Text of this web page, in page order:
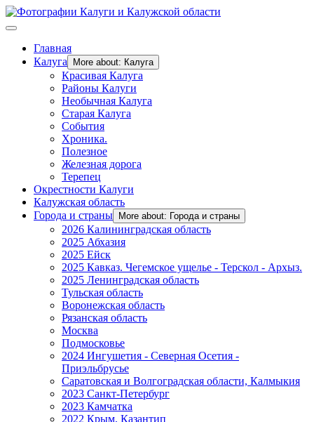
Главная
Калуга
More about: Калуга
Красивая Калуга
Районы Калуги
Необычная Калуга
Старая Калуга
События
Хроника.
Полезное
Железная дорога
Терепец
Окрестности Калуги
Калужская область
Города и страны
More about: Города и страны
2026 Калининградская область
2025 Абхазия
2025 Ейск
2025 Кавказ. Чегемское ущелье - Терскол - Архыз.
2025 Ленинградская область
Тульская область
Воронежская область
Рязанская область
Москва
Подмосковье
2024 Ингушетия - Северная Осетия -
Приэльбрусье
Саратовская и Волгоградская области, Калмыкия
2023 Санкт-Петербург
2023 Камчатка
2022 Крым, Казантип